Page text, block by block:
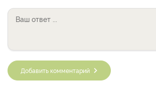
Добавить комментарий